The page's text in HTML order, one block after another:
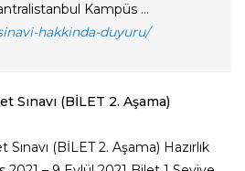
Kampüs ...
hakkinda-duyuru/
Sınavı (BİLET 2. Aşama)
Sınavı (BİLET 2. Aşama) Hazırlık